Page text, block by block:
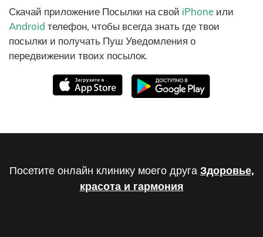
Скачай приложение Посылки на свой iPhone или
Android телефон, чтобы всегда знать где твои
посылки и получать Пуш Уведомления о
передвижении твоих посылок.
Посетите онлайн клинику моего друга Здоровье,
красота и гармония